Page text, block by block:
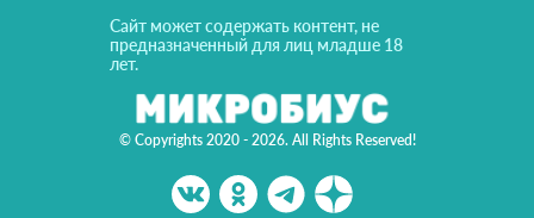
© Copyrights 2020 - 2026. All Rights Reserved!
Сайт может содержать контент, не
предназначенный для лиц младше 18
лет.